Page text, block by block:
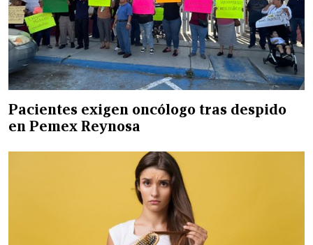
Pacientes exigen oncólogo tras despido
en Pemex Reynosa